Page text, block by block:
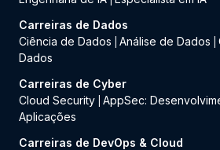
Carreiras de Dados
Ciência de Dados
Análise de Dados
Dados
Carreiras de Cyber
Cloud Security AppSec:
Aplicações
Carreiras de DevOps & Cloud